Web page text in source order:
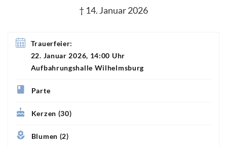
† 14. Januar 2026
Trauerfeier:
22. Januar 2026, 14:00 Uhr
Aufbahrungshalle Wilhelmsburg
Parte
Kerzen (30)
Blumen (2)